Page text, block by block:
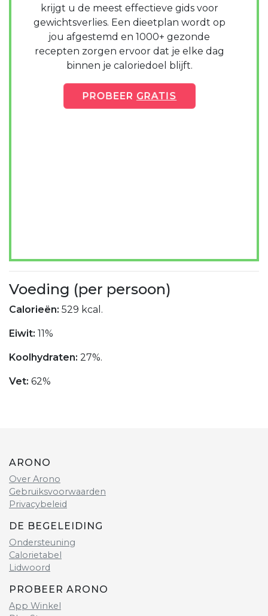
krijgt u de meest effectieve gids voor
gewichtsverlies. Een dieetplan wordt op
jou afgestemd en 1000+ gezonde
recepten zorgen ervoor dat je elke dag
binnen je caloriedoel blijft.
PROBEER GRATIS
Voeding (per persoon)
Calorieën: 529 kcal.
Eiwit: 11%
Koolhydraten: 27%.
Vet: 62%
ARONO
Over Arono
Gebruiksvoorwaarden
Privacybeleid
DE BEGELEIDING
Ondersteuning
Calorietabel
Lidwoord
PROBEER ARONO
App Winkel